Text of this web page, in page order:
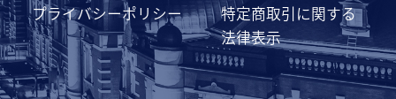
プライバシーポリシー
特定商取引に関する
法律表示